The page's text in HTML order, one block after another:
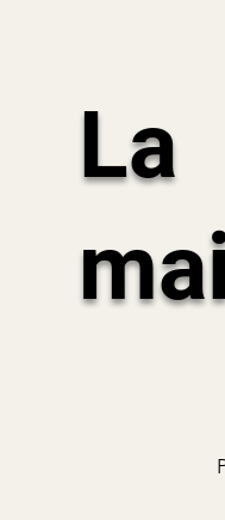
La